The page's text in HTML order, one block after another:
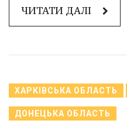
ЧИТАТИ ДАЛІ
ХАРКІВСЬКА ОБЛАСТЬ
ДОНЕЦЬКА ОБЛАСТЬ